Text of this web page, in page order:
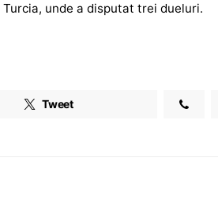
unde a disputat trei dueluri.
Tweet